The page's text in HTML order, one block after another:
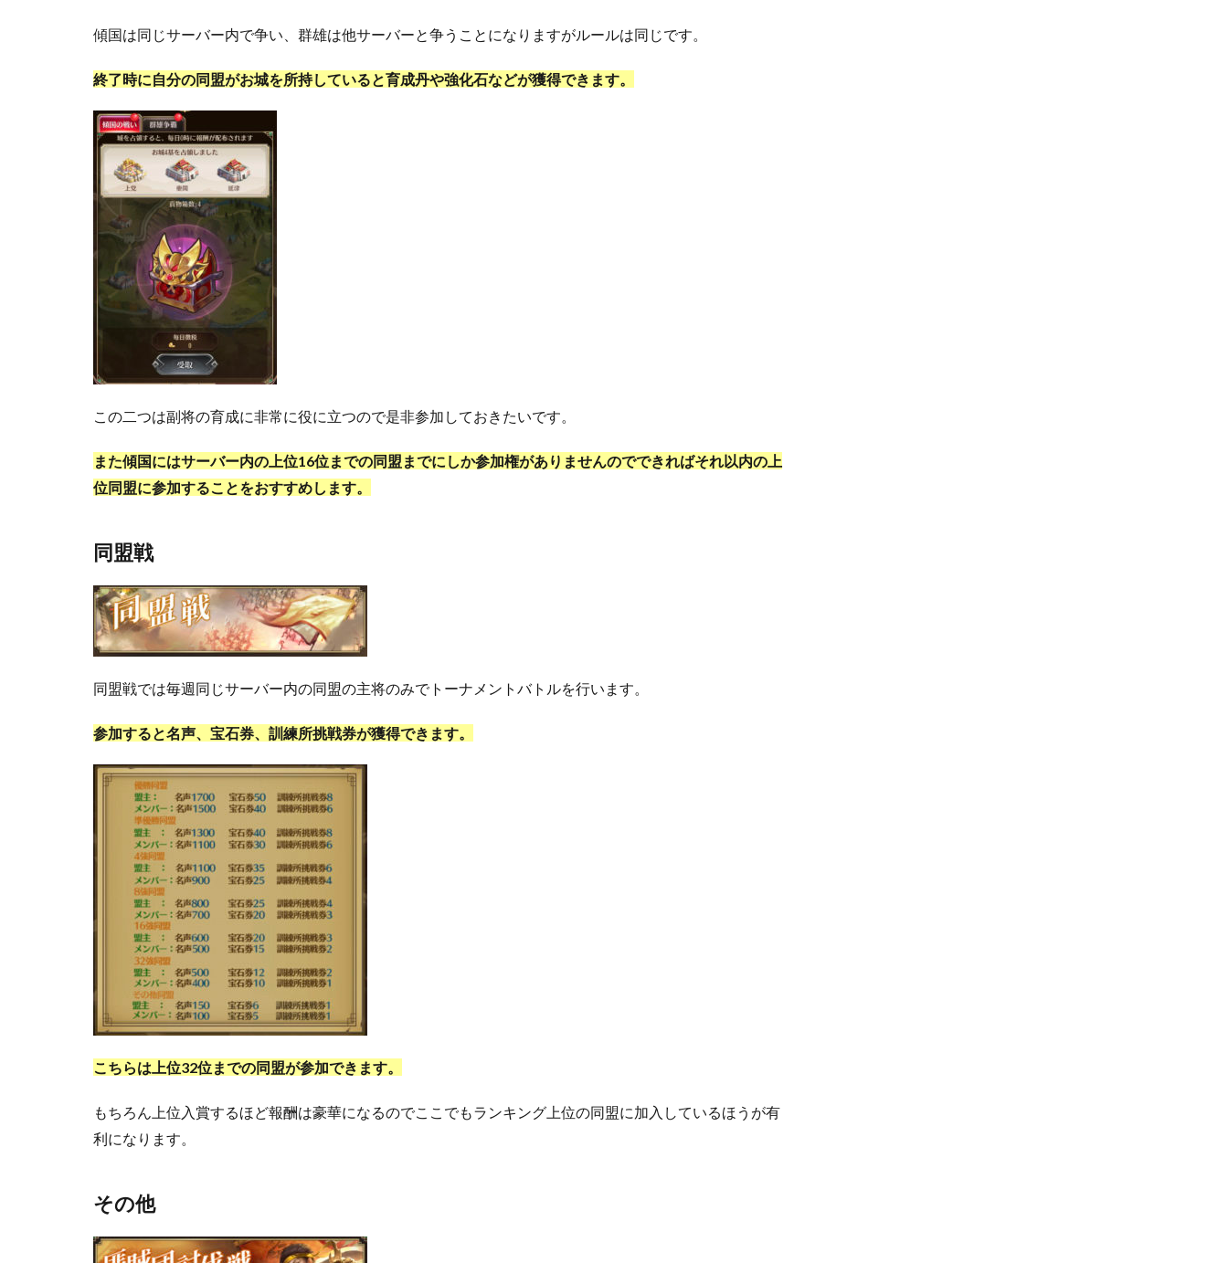
傾国は同じサーバー内で争い、群雄は他サーバーと争うことになりますがルールは同じです。
終了時に自分の同盟がお城を所持していると育成丹や強化石などが獲得できます。
この二つは副将の育成に非常に役に立つので是非参加しておきたいです。
また傾国にはサーバー内の上位16位までの同盟までにしか参加権がありませんのでできればそれ以内の上
位同盟に参加することをおすすめします。
同盟戦
同盟戦では毎週同じサーバー内の同盟の主将のみでトーナメントバトルを行います。
参加すると名声、宝石券、訓練所挑戦券が獲得できます。
こちらは上位32位までの同盟が参加できます。
もちろん上位入賞するほど報酬は豪華になるのでここでもランキング上位の同盟に加入しているほうが有
利になります。
その他